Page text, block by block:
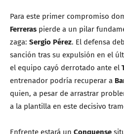
Para este primer compromiso
Ferreras pierde a un pilar
zaga: Sergio Pérez. El defensa
sanción tras su expulsión en el
el equipo cayó derrotado ante el
entrenador podría recuperar a
quien, a pesar de arrastrar
a la plantilla en este decisivo
Enfrente estará un Conquense